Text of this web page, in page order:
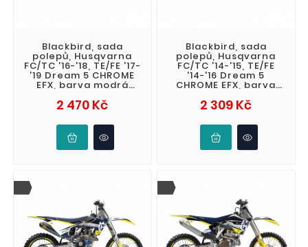
Blackbird, sada
polepů, Husqvarna
FC/TC '16-'18, TE/FE '17-
'19 Dream 5 CHROME
EFX, barva modrá
2 470 KčCena
Blackbird, sada
polepů, Husqvarna
FC/TC '14-'15, TE/FE
'14-'16 Dream 5
CHROME EFX, barva
2 309 KčCena